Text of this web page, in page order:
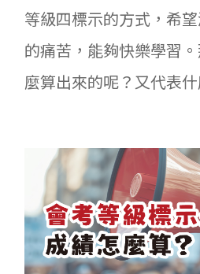
等級四標示的方式，希
的痛苦，能夠快樂學習
麼算出來的呢？又代表